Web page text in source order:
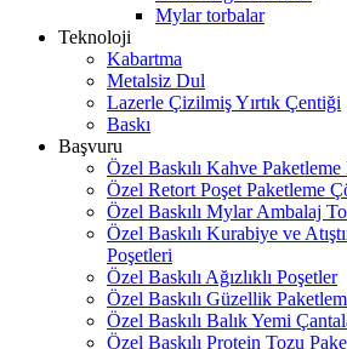
Mylar torbalar
Teknoloji
Kabartma
Metalsiz Dul
Lazerle Çizilmiş Yırtık Çentiği
Baskı
Başvuru
Özel Baskılı Kahve Paketleme
Özel Retort Poşet Paketleme
Özel Baskılı Mylar Ambalaj
Özel Baskılı Kurabiye ve
Poşetleri
Özel Baskılı Ağızlıklı Poşetler
Özel Baskılı Güzellik
Özel Baskılı Balık Yemi
Özel Baskılı Protein Tozu